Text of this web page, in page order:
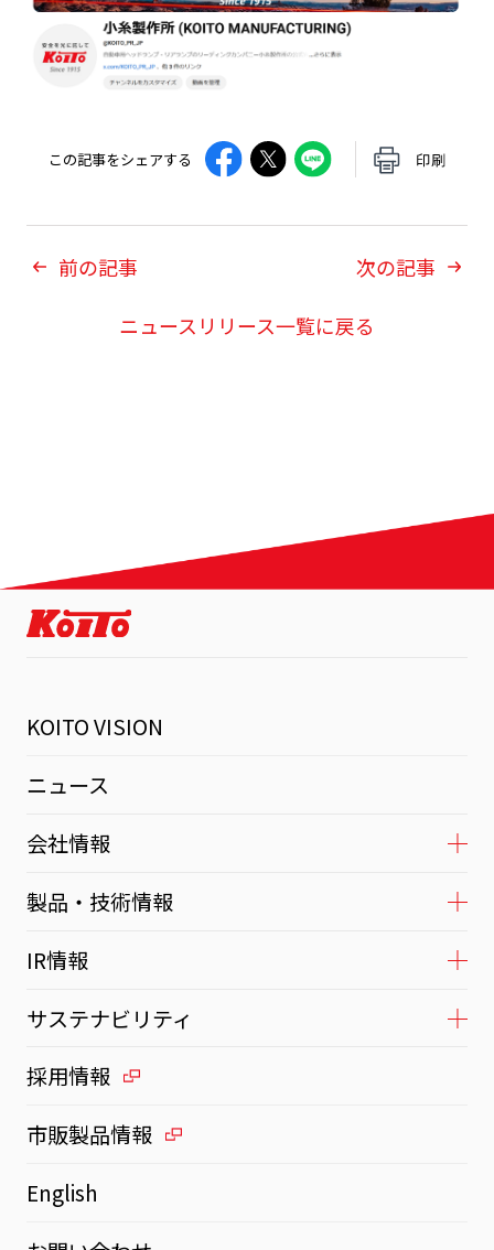
この記事をシェアする
前の記事 次の記事
ニュースリリース一覧に戻る
KOITO VISION
ニュース
会社情報
製品・技術情報
IR情報
サステナビリティ
採用情報
市販製品情報
English